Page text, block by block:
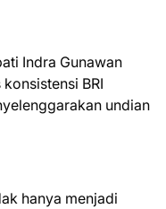
Indra Gunawan
BRI
undian
hanya menjadi